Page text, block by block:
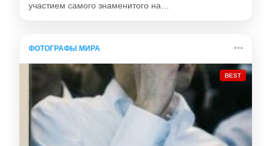
участием самого знаменитого на…
ФОТОГРАФЫ МИРА
BEST